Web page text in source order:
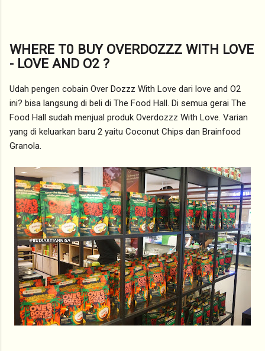
WHERE T0 BUY OVERDOZZZ WITH LOVE
- LOVE AND O2 ?
Udah pengen cobain Over Dozzz With Love dari love and O2
ini? bisa langsung di beli di The Food Hall. Di semua gerai The
Food Hall sudah menjual produk Overdozzz With Love. Varian
yang di keluarkan baru 2 yaitu Coconut Chips dan Brainfood
Granola.